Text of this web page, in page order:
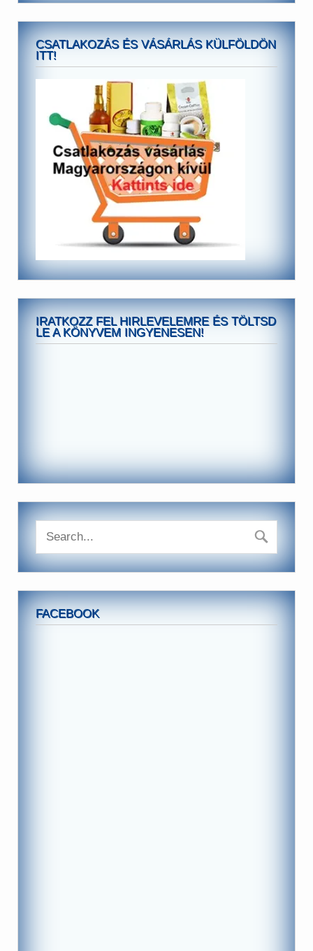
CSATLAKOZÁS ÉS VÁSÁRLÁS KÜLFÖLDÖN
ITT!
IRATKOZZ FEL HIRLEVELEMRE ÉS TÖLTSD
LE A KÖNYVEM INGYENESEN!
FACEBOOK